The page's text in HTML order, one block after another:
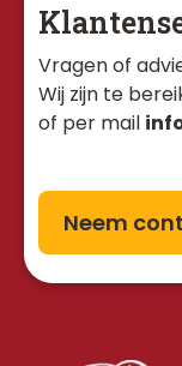
Vragen of
Wij zijn te
of per mail
Neem